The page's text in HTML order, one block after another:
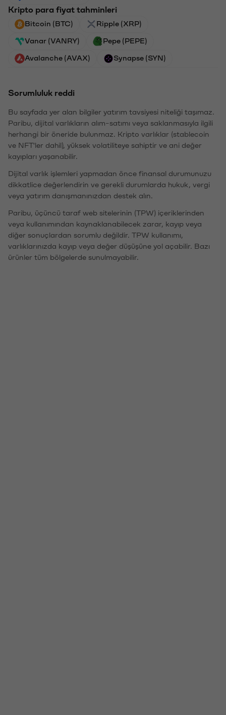
Kripto para fiyat tahminleri
Bitcoin (BTC) Ripple (XRP)
Vanar (VANRY) Pepe (PEPE)
Avalanche (AVAX) Synapse (SYN)
Sorumluluk reddi
Bu sayfada yer alan bilgiler yatırım tavsiyesi niteliği taşımaz.
Paribu, dijital varlıkların alım-satımı veya saklanmasıyla ilgili
herhangi bir öneride bulunmaz. Kripto varlıklar (stablecoin
ve NFT'ler dahil), yüksek volatiliteye sahiptir ve ani değer
kayıpları yaşanabilir.
Dijital varlık işlemleri yapmadan önce finansal durumunuzu
dikkatlice değerlendirin ve gerekli durumlarda hukuk, vergi
veya yatırım danışmanınızdan destek alın.
Paribu, üçüncü taraf web sitelerinin (TPW) içeriklerinden
veya kullanımından kaynaklanabilecek zarar, kayıp veya
diğer sonuçlardan sorumlu değildir. TPW kullanımı,
varlıklarınızda kayıp veya değer düşüşüne yol açabilir. Bazı
ürünler tüm bölgelerde sunulmayabilir.